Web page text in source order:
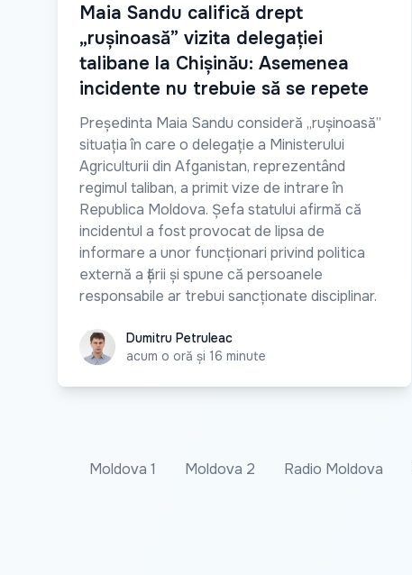
Maia Sandu califică drept
„rușinoasă” vizita delegației
talibane la Chișinău: Asemenea
incidente nu trebuie să se repete
Președinta Maia Sandu consideră „rușinoasă”
situația în care o delegație a Ministerului
Agriculturii din Afganistan, reprezentând
regimul taliban, a primit vize de intrare în
Republica Moldova. Șefa statului afirmă că
incidentul a fost provocat de lipsa de
informare a unor funcționari privind politica
externă a țării și spune că persoanele
responsabile ar trebui sancționate disciplinar.
Dumitru Petruleac
Dumitru Petruleac
acum o oră și 16 minute
Moldova 1 Moldova 2 Radio Moldova